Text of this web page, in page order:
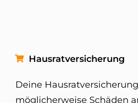
Hausratversicherung
Deine
möglicherweise Schäden